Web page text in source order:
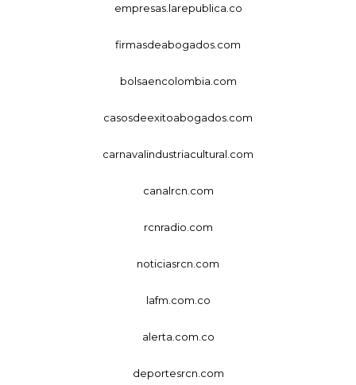
empresas.larepublica.co
firmasdeabogados.com
bolsaencolombia.com
casosdeexitoabogados.com
carnavalindustriacultural.com
canalrcn.com
rcnradio.com
noticiasrcn.com
lafm.com.co
alerta.com.co
deportesrcn.com